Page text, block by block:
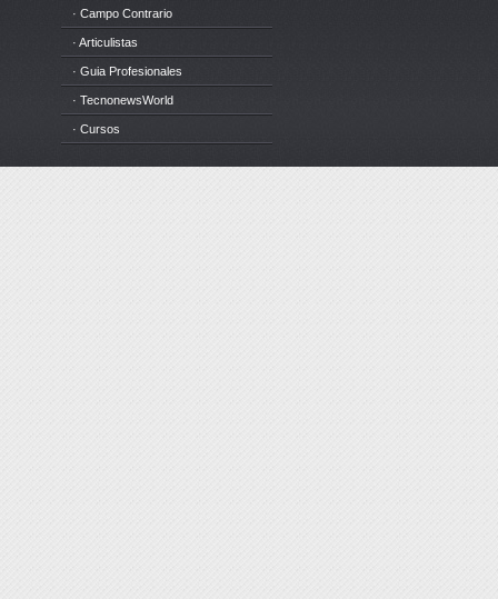
· Campo Contrario
· Articulistas
· Guia Profesionales
· TecnonewsWorld
· Cursos